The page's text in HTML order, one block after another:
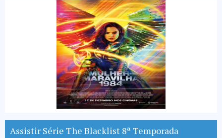
Assistir Série The Blacklist 8ª Temporada